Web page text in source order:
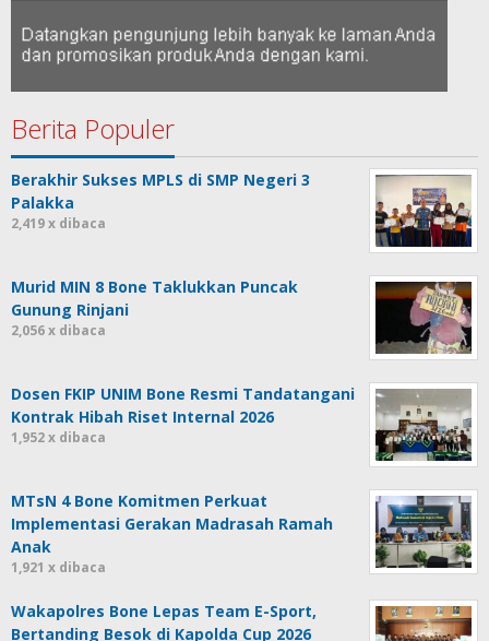
Berita Populer
Berakhir Sukses MPLS di SMP Negeri 3
Palakka
2,419 x dibaca
Murid MIN 8 Bone Taklukkan Puncak
Gunung Rinjani
2,056 x dibaca
Dosen FKIP UNIM Bone Resmi Tandatangani
Kontrak Hibah Riset Internal 2026
1,952 x dibaca
MTsN 4 Bone Komitmen Perkuat
Implementasi Gerakan Madrasah Ramah
Anak
1,921 x dibaca
Wakapolres Bone Lepas Team E-Sport,
Bertanding Besok di Kapolda Cup 2026